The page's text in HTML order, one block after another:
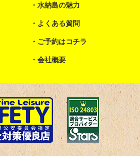
水納島の魅力
よくある質問
ご予約はコチラ
会社概要